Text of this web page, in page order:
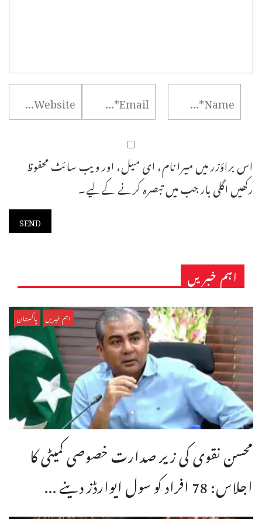
اس براؤزر میں میرا نام، ای میل، اور ویب سائٹ محفوظ
رکھیں اگلی بار جب میں تبصرہ کرنے کےلیے۔
اہم خبریں
اہم خبریں پاکستان
محسن نقوی کی زیر صدارت خصوصی کمیٹی کا
اجلاس: 78 افراد کو سول ایوارڈز دینے ...